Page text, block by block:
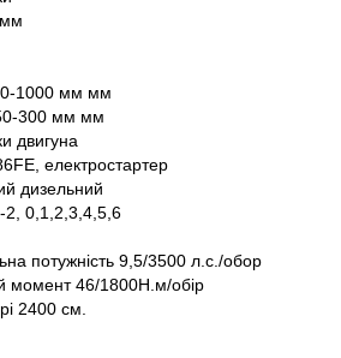
1000 мм мм
300 мм мм
двигуна
електростартер
дизельний
2, 0,1,2,3,4,5,6
потужність 9,5/3500 л.с./обор
момент 46/1800Н.м/обір
2400 см.